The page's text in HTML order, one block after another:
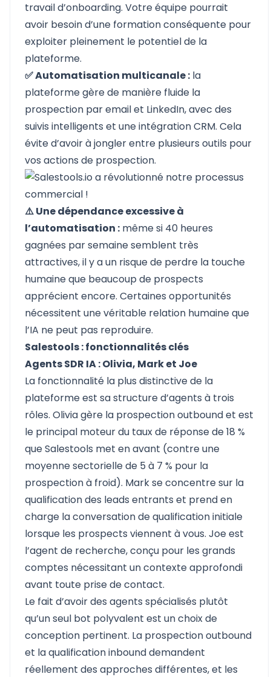
travail d’onboarding. Votre équipe pourrait
avoir besoin d’une formation conséquente pour
exploiter pleinement le potentiel de la
plateforme.
✅ Automatisation multicanale : la
plateforme gère de manière fluide la
prospection par email et LinkedIn, avec des
suivis intelligents et une intégration CRM. Cela
évite d’avoir à jongler entre plusieurs outils pour
vos actions de prospection.
⚠️ Une dépendance excessive à
l’automatisation : même si 40 heures
gagnées par semaine semblent très
attractives, il y a un risque de perdre la touche
humaine que beaucoup de prospects
apprécient encore. Certaines opportunités
nécessitent une véritable relation humaine que
l’IA ne peut pas reproduire.
Salestools : fonctionnalités clés
Agents SDR IA : Olivia, Mark et Joe
La fonctionnalité la plus distinctive de la
plateforme est sa structure d’agents à trois
rôles. Olivia gère la prospection outbound et est
le principal moteur du taux de réponse de 18 %
que Salestools met en avant (contre une
moyenne sectorielle de 5 à 7 % pour la
prospection à froid). Mark se concentre sur la
qualification des leads entrants et prend en
charge la conversation de qualification initiale
lorsque les prospects viennent à vous. Joe est
l’agent de recherche, conçu pour les grands
comptes nécessitant un contexte approfondi
avant toute prise de contact.
Le fait d’avoir des agents spécialisés plutôt
qu’un seul bot polyvalent est un choix de
conception pertinent. La prospection outbound
et la qualification inbound demandent
réellement des approches différentes, et les